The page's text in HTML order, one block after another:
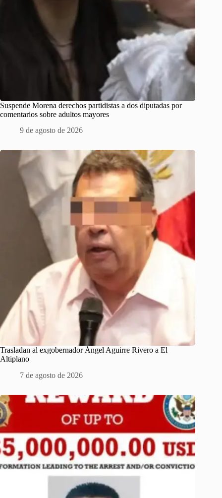
Suspende Morena derechos partidistas a dos diputadas por
comentarios sobre adultos mayores
9 de agosto de 2026
Trasladan al exgobernador Ángel Aguirre Rivero a El
Altiplano
7 de agosto de 2026